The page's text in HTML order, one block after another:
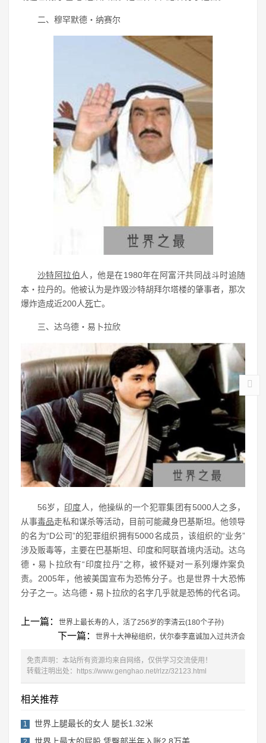
二、穆罕默德・纳赛尔
沙特阿拉伯人，他是在1980年在阿富汗共同战斗时追随
本・拉丹的。他被认为是炸毁沙特胡拜尔塔楼的肇事者，那次
爆炸造成近200人死亡。
三、达乌德・易卜拉欣
56岁， 印度人，他操纵的一个犯罪集团有5000人之多，
从事毒品走私和谋杀等活动，目前可能藏身巴基斯坦。他领导
的名为“D公司”的犯罪组织拥有5000名成员，该组织的“业务”
涉及贩毒等，主要在巴基斯坦、印度和阿联酋境内活动。达乌
德・易卜拉欣有“印度拉丹”之称，被怀疑对一系列爆炸案负
责。2005年，他被美国宣布为恐怖分子。也是世界十大恐怖
分子之一。达乌德・易卜拉欣的名字几乎就是恐怖的代名词。
上一篇： 世界上最长寿的人，活了256岁的李清云(180个子孙)
下一篇： 世界十大神秘组织，伏尔泰李嘉诚加入过共济会
免责声明：本站所有资源均来自网络，仅供学习交流使用！
转载注明出处：
https://www.genghao.net/rlzz/32123.html
相关推荐
1 世界上腿最长的女人 腿长1.32米